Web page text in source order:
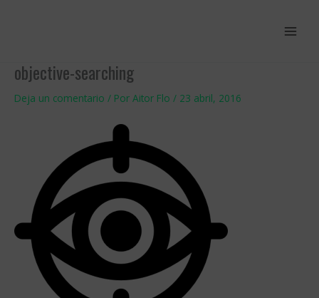
objective-searching
Deja un comentario / Por Aitor Flo / 23 abril, 2016